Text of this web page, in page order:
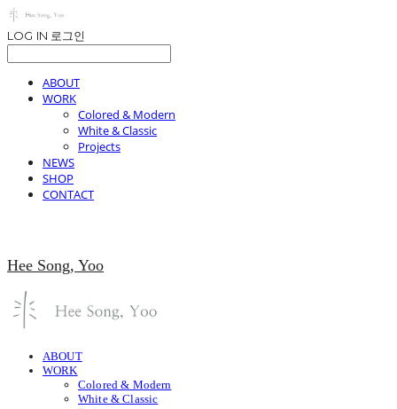
LOG IN 로그인
ABOUT
WORK
Colored & Modern
White & Classic
Projects
NEWS
SHOP
CONTACT
Hee Song, Yoo
ABOUT
WORK
Colored & Modern
White & Classic